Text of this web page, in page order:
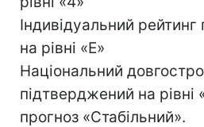
Індивідуальний
на рівні «E»
Національний
підтверджений на рівні
прогноз «Стабільний».